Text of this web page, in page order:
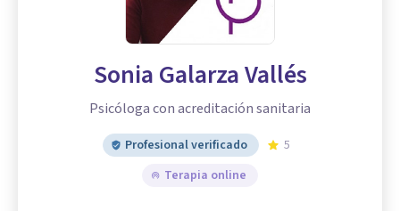
Sonia Galarza Vallés
Psicóloga con acreditación sanitaria
Profesional verificado
5
Terapia online